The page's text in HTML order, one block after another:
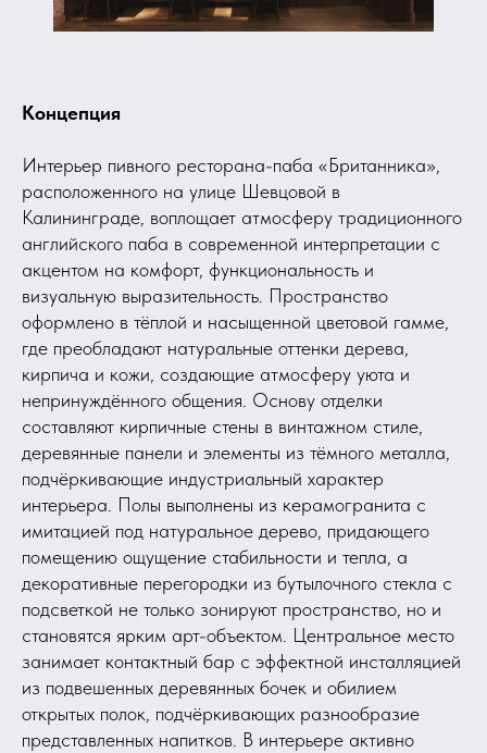
Концепция
Интерьер пивного ресторана-паба «Британника»,
расположенного на улице Шевцовой в
Калининграде, воплощает атмосферу традиционного
английского паба в современной интерпретации с
акцентом на комфорт, функциональность и
визуальную выразительность. Пространство
оформлено в тёплой и насыщенной цветовой гамме,
где преобладают натуральные оттенки дерева,
кирпича и кожи, создающие атмосферу уюта и
непринуждённого общения. Основу отделки
составляют кирпичные стены в винтажном стиле,
деревянные панели и элементы из тёмного металла,
подчёркивающие индустриальный характер
интерьера. Полы выполнены из керамогранита с
имитацией под натуральное дерево, придающего
помещению ощущение стабильности и тепла, а
декоративные перегородки из бутылочного стекла с
подсветкой не только зонируют пространство, но и
становятся ярким арт-объектом. Центральное место
занимает контактный бар с эффектной инсталляцией
из подвешенных деревянных бочек и обилием
открытых полок, подчёркивающих разнообразие
представленных напитков. В интерьере активно